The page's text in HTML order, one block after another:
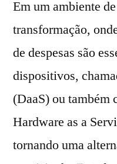
Em um ambiente
transformação,
de despesas são
dispositivos,
(DaaS) ou também
Hardware as a
tornando uma